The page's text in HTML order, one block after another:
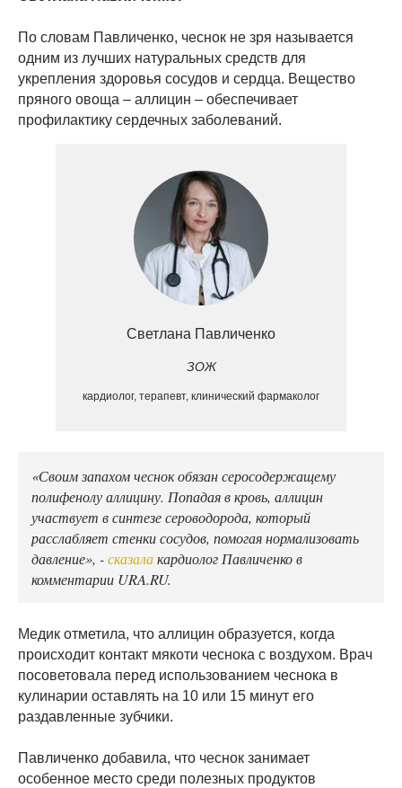
По словам Павличенко, чеснок не зря называется
одним из лучших натуральных средств для
укрепления здоровья сосудов и сердца. Вещество
пряного овоща – аллицин – обеспечивает
профилактику сердечных заболеваний.
Светлана Павличенко
ЗОЖ
кардиолог, терапевт, клинический фармаколог
«Своим запахом чеснок обязан серосодержащему
полифенолу аллицину. Попадая в кровь, аллицин
участвует в синтезе сероводорода, который
расслабляет стенки сосудов, помогая нормализовать
давление», -сказалакардиолог Павличенко в
комментарии URA.RU.
Медик отметила, что аллицин образуется, когда
происходит контакт мякоти чеснока с воздухом. Врач
посоветовала перед использованием чеснока в
кулинарии оставлять на 10 или 15 минут его
раздавленные зубчики.
Павличенко добавила, что чеснок занимает
особенное место среди полезных продуктов